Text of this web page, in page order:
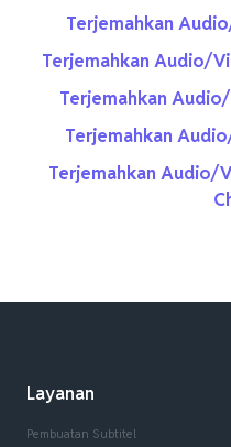
Terjemahkan
Terjemahkan Audio/
Terjemahkan
Terjemahkan
Terjemahkan Audio/
Layanan
Pembuatan Subtitel